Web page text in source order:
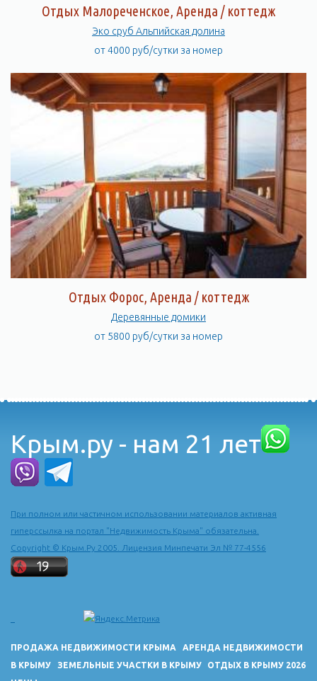
Отдых Малореченское, Аренда / коттедж
Эко сруб Альпийская долина
от 4000 руб/сутки за номер
Отдых Форос, Аренда / коттедж
Деревянные домики
от 5800 руб/сутки за номер
Крым.ру - нам 21 лет
При полном или частичном использовании материалов активная
гиперссылка на портал "Недвижимость Крыма" обязательна.
Copyright © Крым.Ру 2005. Лицензия Минпечати Эл № 77-4556
ПРОДАЖА НЕДВИЖИМОСТИ КРЫМА
АРЕНДА НЕДВИЖИМОСТИ
В КРЫМУ
ЗЕМЕЛЬНЫЕ УЧАСТКИ В КРЫМУ
ОТДЫХ В КРЫМУ 2026